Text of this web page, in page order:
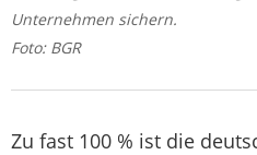
Unternehmen sichern.
Foto: BGR
Zu fast 100 % ist die